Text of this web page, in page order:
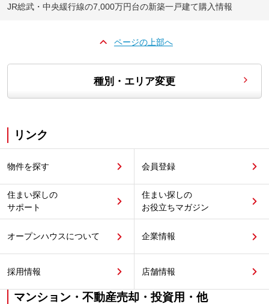
JR総武・中央緩行線の7,000万円台の新築一戸建て購入情報
ページの上部へ
種別・エリア変更
リンク
物件を探す 会員登録
住まい探しの
サポート
住まい探しの
お役立ちマガジン
オープンハウスについて 企業情報
採用情報 店舗情報
マンション・不動産売却・投資用・他